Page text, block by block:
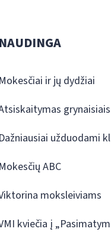
NAUDINGA
Mokesčiai ir jų dydžiai
Dažniausiai užduodami
Mokesčių ABC
moksleiviams
kviečia į